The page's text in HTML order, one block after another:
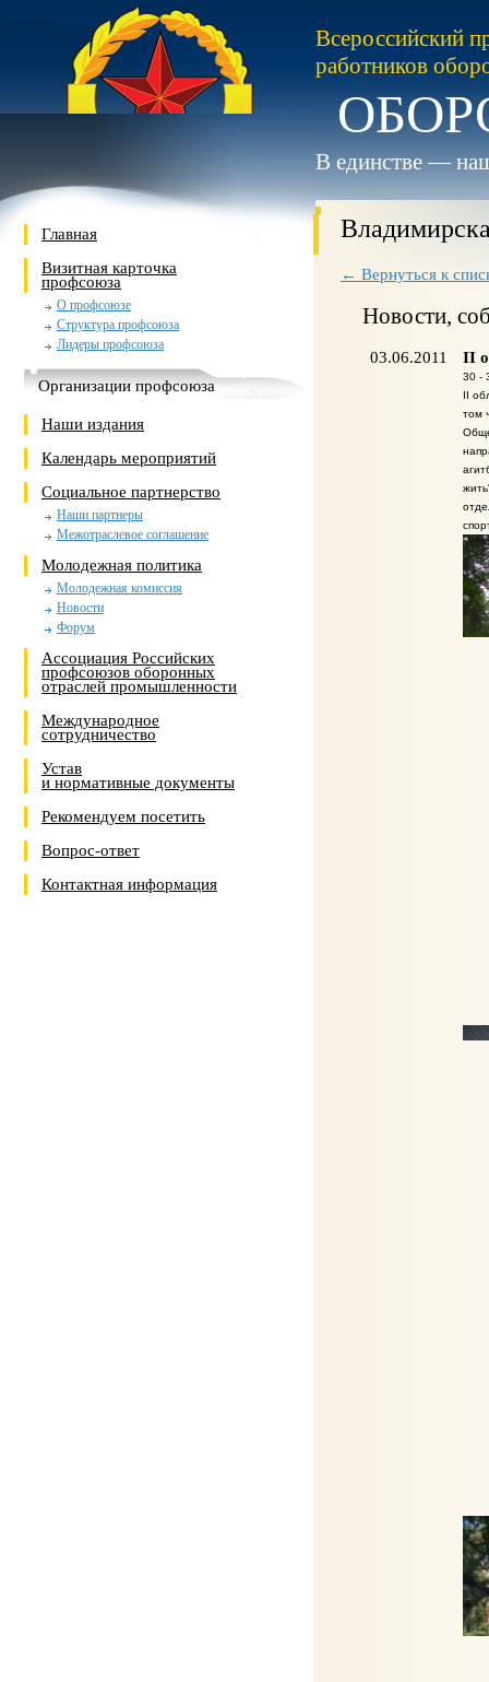
Всероссийский
работников
В единстве —
Главная
Визитная карточка
профсоюза
О профсоюзе
Структура профсоюза
Лидеры профсоюза
Организации профсоюза
Наши издания
Календарь мероприятий
Социальное партнерство
Наши партнеры
Межотраслевое соглашение
Молодежная политика
Молодежная комиссия
Новости
Форум
Ассоциация Российских
профсоюзов оборонных
отраслей промышленности
Международное
сотрудничество
Устав
и нормативные документы
Рекомендуем посетить
Вопрос-ответ
Контактная информация
← Вернуться к
Новости,
03.06.2011 II
30 -
II
том